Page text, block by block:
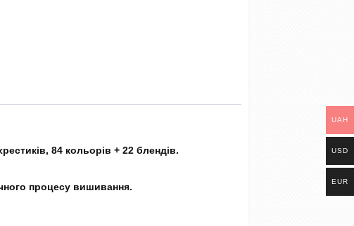
84 кольорів + 22 блендів.
процесу вишивання.
UAH
USD
EUR